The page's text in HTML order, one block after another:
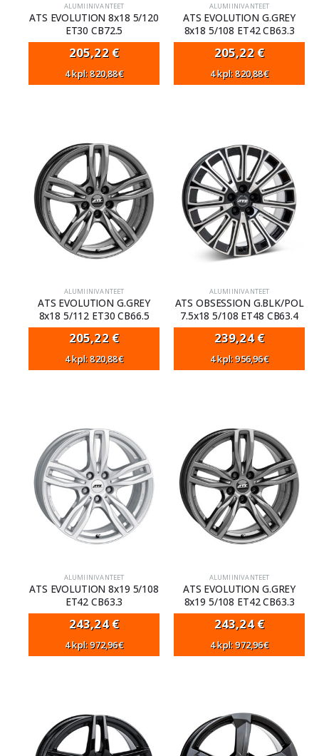
ALUMIINIVANTEET
ATS EVOLUTION 8x18 5/120
ET30 CB72.5
205,22 €
4 kpl: 820,88€
ALUMIINIVANTEET
ATS EVOLUTION G.GREY
8x18 5/108 ET42 CB63.3
205,22 €
4 kpl: 820,88€
ALUMIINIVANTEET
ATS EVOLUTION G.GREY
8x18 5/112 ET30 CB66.5
205,22 €
4 kpl: 820,88€
ALUMIINIVANTEET
ATS OBSESSION G.BLK/POL
7.5x18 5/108 ET48 CB63.4
239,24€
4 kpl: 956,96€
ALUMIINIVANTEET
ATS EVOLUTION 8x19 5/108
ET42 CB63.3
243,24€
4 kpl: 972,96€
ALUMIINIVANTEET
ATS EVOLUTION G.GREY
8x19 5/108 ET42 CB63.3
243,24€
4 kpl: 972,96€